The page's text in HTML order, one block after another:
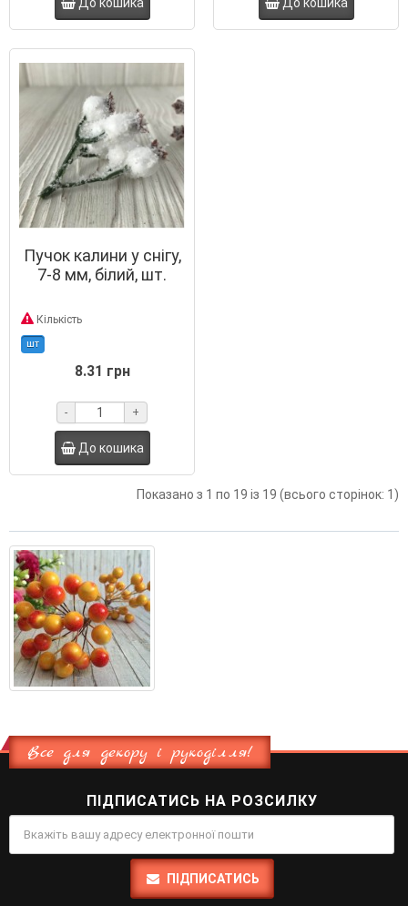
Пучок калини у снігу,
7-8 мм, білий, шт.
Кількість
шт
8.31 грн
- +
До кошика
Показано з 1 по 19 із 19 (всього сторінок: 1)
Все для декору і рукоділля!
ПІДПИСАТИСЬ НА РОЗСИЛКУ
ПІДПИСАТИСЬ